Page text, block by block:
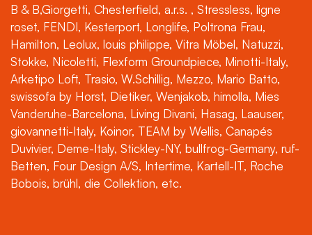
B & B,Giorgetti, Chesterfield, a.r.s. , Stressless, ligne
roset, FENDI, Kesterport, Longlife, Poltrona Frau,
Hamilton, Leolux, louis philippe, Vitra Möbel, Natuzzi,
Stokke, Nicoletti, Flexform Groundpiece, Minotti-Italy,
Arketipo Loft, Trasio, W.Schillig, Mezzo, Mario Batto,
swissofa by Horst, Dietiker, Wenjakob, himolla, Mies
Vanderuhe-Barcelona, Living Divani, Hasag, Laauser,
giovannetti-Italy, Koinor, TEAM by Wellis, Canapés
Duvivier, Deme-Italy, Stickley-NY, bullfrog-Germany, ruf-
Betten, Four Design A/S, Intertime, Kartell-IT, Roche
Bobois, brühl, die Collektion, etc.